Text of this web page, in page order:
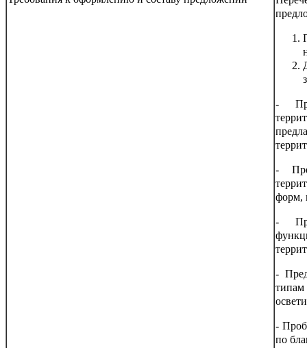
-
-
форм,
-
-
типам
-
по